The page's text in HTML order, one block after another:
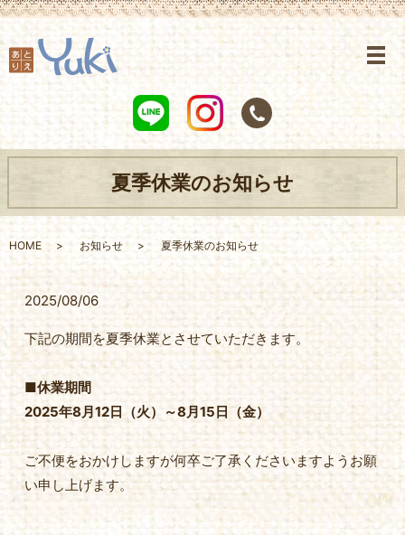
夏季休業のお知らせ
HOME お知らせ 夏季休業のお知らせ
2025/08/06
下記の期間を夏季休業とさせていただきます。
■休業期間
2025年8月12日（火）～8月15日（金）
ご不便をおかけしますが何卒ご了承くださいますようお願
い申し上げます。